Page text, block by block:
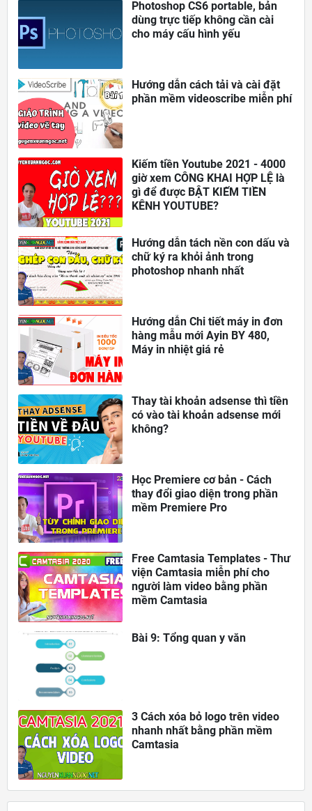
Photoshop CS6 portable, bản
dùng trực tiếp không cần cài
cho máy cấu hình yếu
Hướng dẫn cách tải và cài đặt
phần mềm videoscribe miễn phí
Kiếm tiền Youtube 2021 - 4000
giờ xem CÔNG KHAI HỢP LỆ là
gì để được BẬT KIẾM TIỀN
KÊNH YOUTUBE?
Hướng dẫn tách nền con dấu và
chữ ký ra khỏi ảnh trong
photoshop nhanh nhất
Hướng dẫn Chi tiết máy in đơn
hàng mẫu mới Ayin BY 480,
Máy in nhiệt giá rẻ
Thay tài khoản adsense thì tiền
có vào tài khoản adsense mới
không?
Học Premiere cơ bản - Cách
thay đổi giao diện trong phần
mềm Premiere Pro
Free Camtasia Templates - Thư
viện Camtasia miễn phí cho
người làm video bằng phần
mềm Camtasia
Bài 9: Tổng quan y văn
3 Cách xóa bỏ logo trên video
nhanh nhất bằng phần mềm
Camtasia